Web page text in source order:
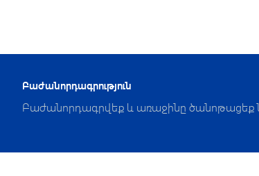
Բաժանորդագրություն
Բաժանորդագրվեք և առաջինը ծանոթացեք